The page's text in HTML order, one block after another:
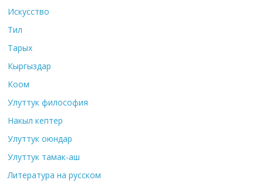
Искусство
Тил
Тарых
Кыргыздар
Коом
Улуттук философия
Накыл кептер
Улуттук оюндар
Улуттук тамак-аш
Литература на русском